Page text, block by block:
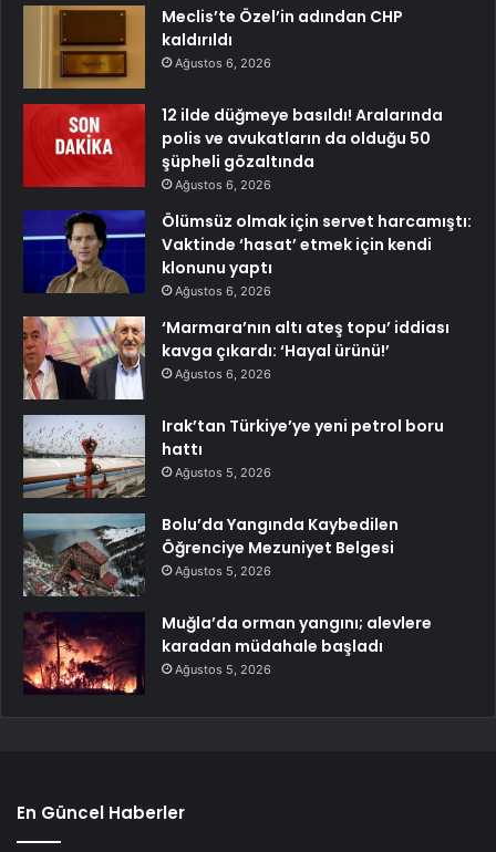
Meclis’te Özel’in adından CHP
kaldırıldı
Ağustos 6, 2026
12 ilde düğmeye basıldı! Aralarında
polis ve avukatların da olduğu 50
şüpheli gözaltında
Ağustos 6, 2026
Ölümsüz olmak için servet harcamıştı:
Vaktinde ‘hasat’ etmek için kendi
klonunu yaptı
Ağustos 6, 2026
‘Marmara’nın altı ateş topu’ iddiası
kavga çıkardı: ‘Hayal ürünü!’
Ağustos 6, 2026
Irak’tan Türkiye’ye yeni petrol boru
hattı
Ağustos 5, 2026
Bolu’da Yangında Kaybedilen
Öğrenciye Mezuniyet Belgesi
Ağustos 5, 2026
Muğla’da orman yangını; alevlere
karadan müdahale başladı
Ağustos 5, 2026
En Güncel Haberler